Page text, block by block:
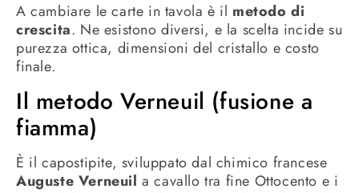
A cambiare le carte in tavola è il metodo di
crescita. Ne esistono diversi, e la scelta incide su
purezza ottica, dimensioni del cristallo e costo
finale.
Il metodo Verneuil (fusione a
fiamma)
È il capostipite, sviluppato dal chimico francese
Auguste Verneuil a cavallo tra fine Ottocento e i